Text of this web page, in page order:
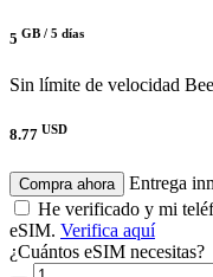
5 GB / 5 días
Sin límite de velocidad
8.77 USD
Compra ahora
Entrega
He verificado y mi
eSIM. Verifica aquí
¿Cuántos eSIM necesitas?